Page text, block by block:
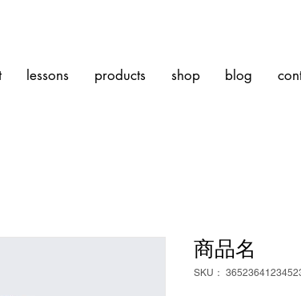
lessons products shop blog
商品名
SKU：